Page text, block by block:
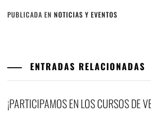
PUBLICADA EN NOTICIAS Y EVENTOS
ENTRADAS RELACIONADAS
¡PARTICIPAMOS EN LOS CURSOS DE